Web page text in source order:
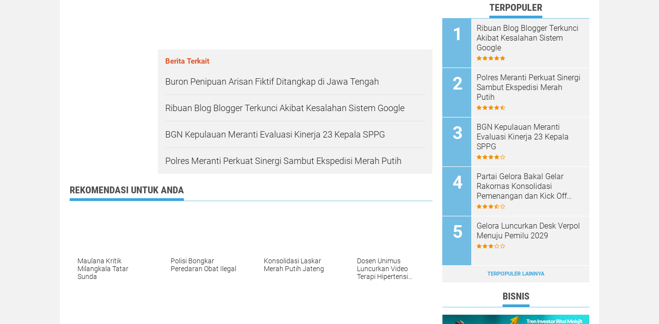
Berita Terkait
Buron Penipuan Arisan Fiktif Ditangkap di Jawa Tengah
Ribuan Blog Blogger Terkunci Akibat Kesalahan Sistem Google
BGN Kepulauan Meranti Evaluasi Kinerja 23 Kepala SPPG
Polres Meranti Perkuat Sinergi Sambut Ekspedisi Merah Putih
REKOMENDASI UNTUK ANDA
Maulana Kritik
Milangkala Tatar
Sunda
Polisi Bongkar
Peredaran Obat Ilegal
Konsolidasi Laskar
Merah Putih Jateng
Dosen Unimus
Luncurkan Video
Terapi Hipertensi
TERPOPULER
Ribuan Blog Blogger Terkunci
Akibat Kesalahan Sistem
Google
Polres Meranti Perkuat Sinergi
Sambut Ekspedisi Merah
Putih
BGN Kepulauan Meranti
Evaluasi Kinerja 23 Kepala
SPPG
Partai Gelora Bakal Gelar
Rakornas Konsolidasi
Pemenangan dan Kick Off
Pencalegan
Gelora Luncurkan Desk Verpol
Menuju Pemilu 2029
TERPOPULER LAINNYA
BISNIS